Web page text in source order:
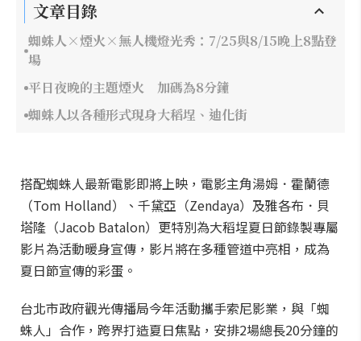
文章目錄
蜘蛛人×煙火×無人機燈光秀：7/25與8/15晚上8點登
場
平日夜晚的主題煙火 加碼為8分鐘
蜘蛛人以各種形式現身大稻埕、迪化街
搭配蜘蛛人最新電影即將上映，電影主角湯姆．霍蘭德
（Tom Holland）、千黛亞（Zendaya）及雅各布．貝
塔隆（Jacob Batalon）更特別為大稻埕夏日節錄製專屬
影片為活動暖身宣傳，影片將在多種管道中亮相，成為
夏日節宣傳的彩蛋。
台北市政府觀光傳播局今年活動攜手索尼影業，與「蜘
蛛人」合作，跨界打造夏日焦點，安排2場總長20分鐘的